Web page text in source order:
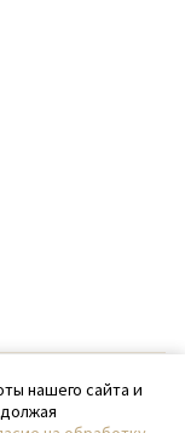
нашего сайта и